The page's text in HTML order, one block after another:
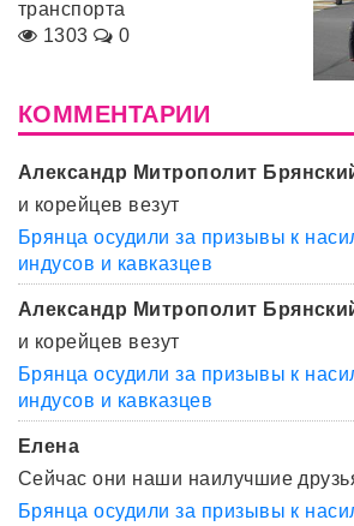
транспорта
1303
0
КОММЕНТАРИИ
Александр Митрополит
и корейцев везут
Брянца осудили за призывы к
индусов и кавказцев
Александр Митрополит
и корейцев везут
Брянца осудили за призывы к
индусов и кавказцев
Елена
Сейчас они наши наилучшие
Брянца осудили за призывы к